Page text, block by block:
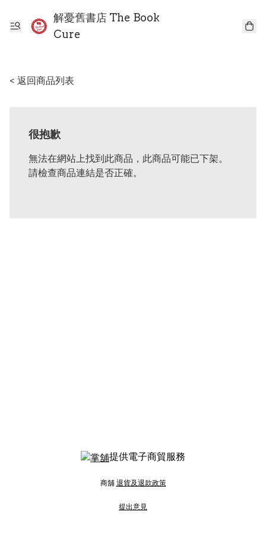
解憂舊書店 The Book
Cure
< 返回商品列表
很抱歉
無法在網站上找到此商品，此商品可能已下架。
請檢查商品連結是否正確。
提供電子商貿服務
商舖 退貨及退款政策
提出意見